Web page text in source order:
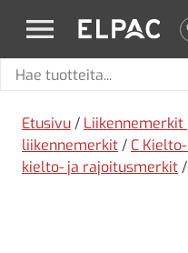
elpac.fi
Hae
Etusivu / Liikennemerkit
liikennemerkit / C
kielto- ja rajoitusmerkit